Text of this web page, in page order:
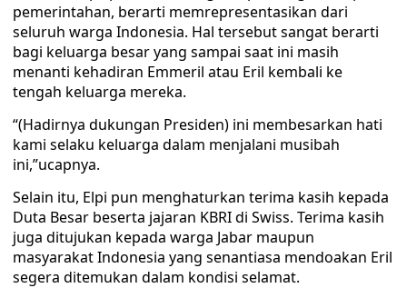
pemerintahan, berarti memrepresentasikan dari
seluruh warga Indonesia. Hal tersebut sangat berarti
bagi keluarga besar yang sampai saat ini masih
menanti kehadiran Emmeril atau Eril kembali ke
tengah keluarga mereka.
“(Hadirnya dukungan Presiden) ini membesarkan hati
kami selaku keluarga dalam menjalani musibah
ini,”ucapnya.
Selain itu, Elpi pun menghaturkan terima kasih kepada
Duta Besar beserta jajaran KBRI di Swiss. Terima kasih
juga ditujukan kepada warga Jabar maupun
masyarakat Indonesia yang senantiasa mendoakan Eril
segera ditemukan dalam kondisi selamat.